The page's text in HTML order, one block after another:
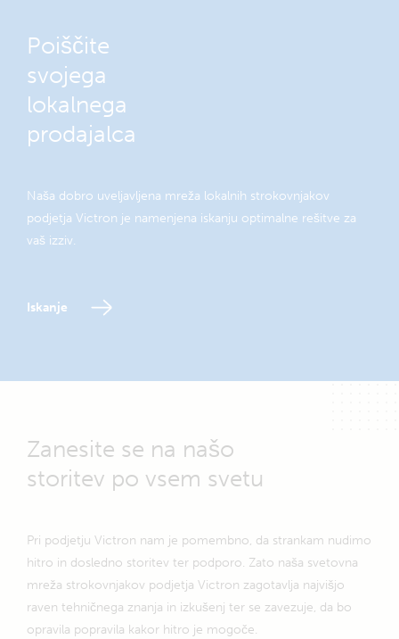
Poiščite
svojega
lokalnega
prodajalca
Naša dobro uveljavljena mreža lokalnih strokovnjakov
podjetja Victron je namenjena iskanju optimalne rešitve za
vaš izziv.
Iskanje
Zanesite se na našo
storitev po vsem svetu
Pri podjetju Victron nam je pomembno, da strankam nudimo
hitro in dosledno storitev ter podporo. Zato naša svetovna
mreža strokovnjakov podjetja Victron zagotavlja najvišjo
raven tehničnega znanja in izkušenj ter se zavezuje, da bo
opravila popravila kakor hitro je mogoče.